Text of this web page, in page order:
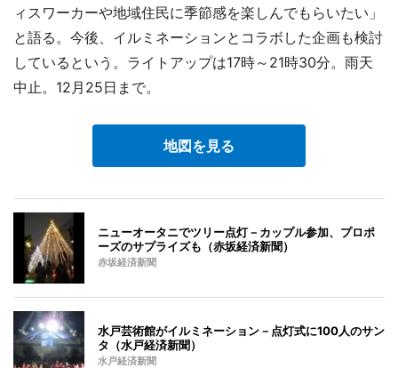
ィスワーカーや地域住民に季節感を楽しんでもらいたい」
と語る。今後、イルミネーションとコラボした企画も検討
しているという。ライトアップは17時～21時30分。雨天
中止。12月25日まで。
地図を見る
ニューオータニでツリー点灯－カップル参加、プロポ
ーズのサプライズも（赤坂経済新聞）
赤坂経済新聞
水戸芸術館がイルミネーション－点灯式に100人のサン
タ（水戸経済新聞）
水戸経済新聞